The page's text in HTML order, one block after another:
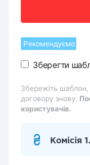
Рекомендуємо
Зберегти
Збережіть
договору знову.
користувачів.
Комісія